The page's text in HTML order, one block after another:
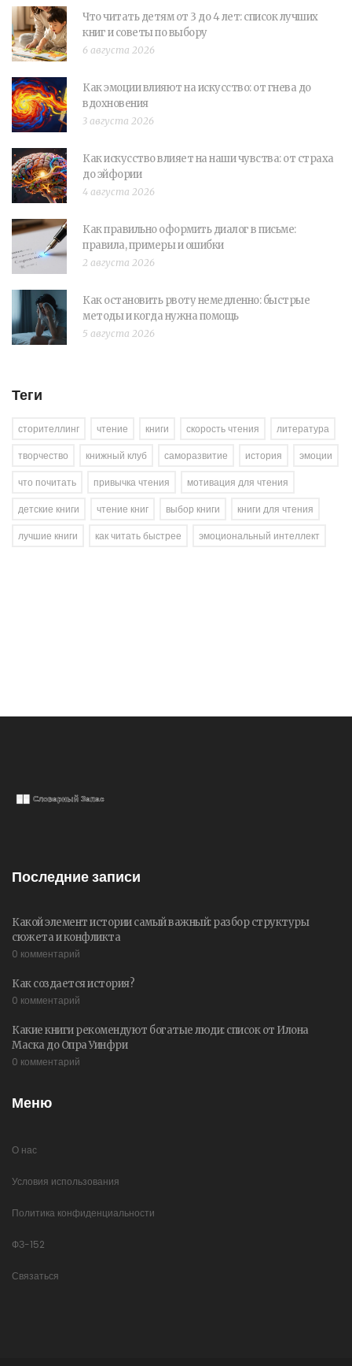
Что читать детям от 3 до 4 лет: список лучших
книг и советы по выбору
6 августа 2026
Как эмоции влияют на искусство: от гнева до
вдохновения
3 августа 2026
Как искусство влияет на наши чувства: от страха
до эйфории
4 августа 2026
Как правильно оформить диалог в письме:
правила, примеры и ошибки
2 августа 2026
Как остановить рвоту немедленно: быстрые
методы и когда нужна помощь
5 августа 2026
Теги
сторителлинг чтение книги скорость чтения
литература
творчество
книжный клуб саморазвитие история
эмоции
что почитать
привычка чтения
мотивация для чтения
детские книги
чтение книг выбор книги
книги для чтения
лучшие книги
как читать быстрее эмоциональный интеллект
Последние записи
Какой элемент истории самый важный: разбор структуры
сюжета и конфликта
0 комментарий
Как создается история?
0 комментарий
Какие книги рекомендуют богатые люди: список от Илона
Маска до Опра Уинфри
0 комментарий
Меню
О нас
Условия использования
Политика конфиденциальности
ФЗ-152
Связаться